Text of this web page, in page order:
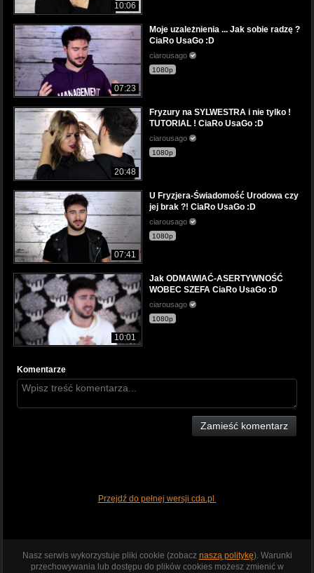
10:06
07:23
Moje uzależnienia ... Jak sobie radzę ?
CiaRo UsaGo :D
ciarousago
1080p
20:48
Fryzury na SYLWESTRA i nie tylko !
TUTORIAL ! CiaRo UsaGo :D
ciarousago
1080p
07:41
U Fryzjera-Świadomość Urodowa czy
jej brak ?! CiaRo UsaGo :D
ciarousago
1080p
10:01
Jak ODMAWIAĆ-ASERTYWNOŚĆ
WOBEC SZEFA CiaRo UsaGo :D
ciarousago
1080p
Komentarze
Zamieść komentarz
Przejdź do pełnej wersji cda.pl
Nasz serwis wykorzystuje pliki cookie (zobacz naszą politykę). Warunki
przechowywania lub dostępu do plików cookies możesz zmienić w